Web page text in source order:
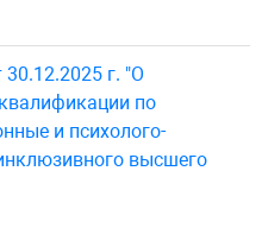
г. "О
по
и психолого-
высшего